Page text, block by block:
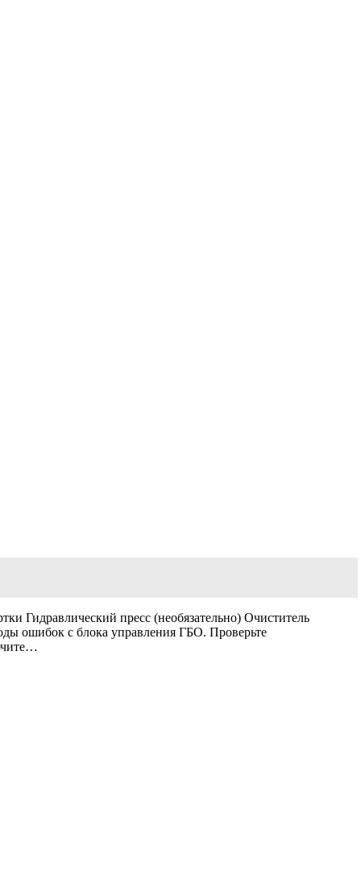
Гидравлический пресс (необязательно) Очиститель
ошибок с блока управления ГБО. Проверьте